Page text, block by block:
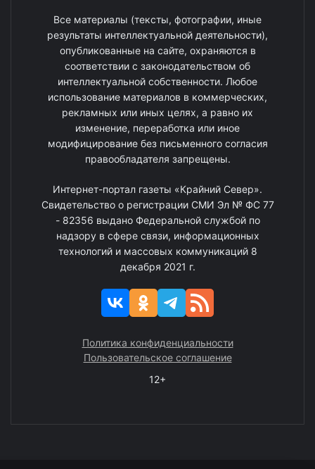
Все материалы (тексты, фотографии, иные
результаты интеллектуальной деятельности),
опубликованные на сайте, охраняются в
соответствии с законодательством об
интеллектуальной собственности. Любое
использование материалов в коммерческих,
рекламных или иных целях, а равно их
изменение, переработка или иное
модифицирование без письменного согласия
правообладателя запрещены.
Интернет-портал газеты «Крайний Север».
Свидетельство о регистрации СМИ Эл № ФС 77
- 82356 выдано Федеральной службой по
надзору в сфере связи, информационных
технологий и массовых коммуникаций 8
декабря 2021 г.
Политика конфиденциальности
Пользовательское соглашение
12+